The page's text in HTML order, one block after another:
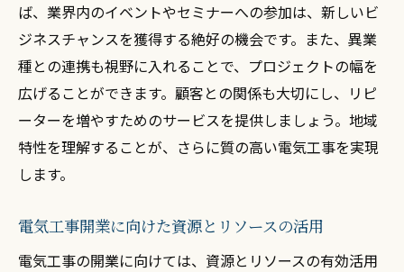
電気工事技術者に求められる基本スキル
最新技術に対応するための研修と教育
資格取得の重要性とそのプロセス
日々の業務に役立つ実践的なスキル
スキルアップのためのリソース活用法
ば、業界内のイベントやセミナーへの参加は、新しいビ
ジネスチャンスを獲得する絶好の機会です。また、異業
種との連携も視野に入れることで、プロジェクトの幅を
広げることができます。顧客との関係も大切にし、リピ
ーターを増やすためのサービスを提供しましょう。地域
特性を理解することが、さらに質の高い電気工事を実現
します。
電気工事開業に向けた資源とリソースの活用
電気工事の開業に向けては、資源とリソースの有効活用